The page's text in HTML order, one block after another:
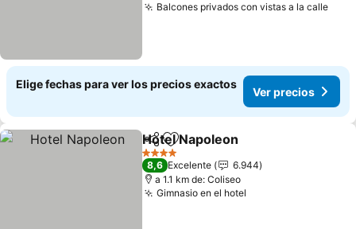
Balcones privados con vistas a la calle
Elige fechas para ver los precios exactos
Ver precios
CompartirAgregar a favoritos
Hotel Napoleon
4 Estrellas
8,6 Excelente
6.944
a 1.1 km de: Coliseo
Gimnasio en el hotel